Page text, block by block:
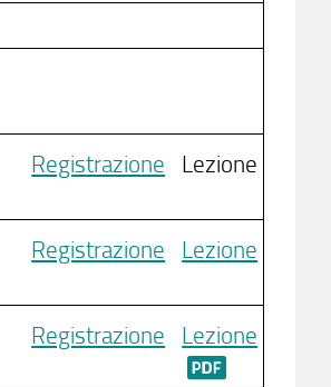
Registrazione Lezione
Registrazione Lezione
Registrazione Lezione